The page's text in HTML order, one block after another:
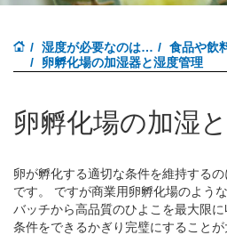
湿度が必要なのは…
食品や飲
卵孵化場の加湿器と湿度管理
卵孵化場の加湿
卵が孵化する適切な条件を維持する
です。 ですが商業用卵孵化場のよう
バッチから高品質のひよこを最大限
条件をできるかぎり完璧にすることが